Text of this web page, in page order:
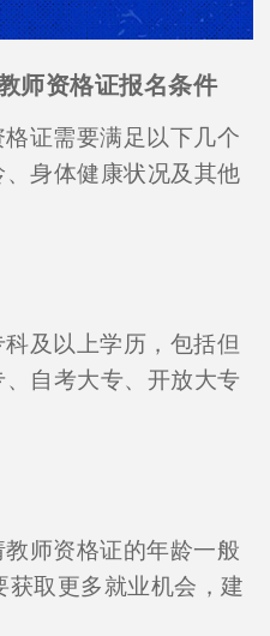
师资格证报名条件
证需要满足以下几个
身体健康状况及其他
及以上学历，包括但
自考大专、开放大专
师资格证的年龄一般
获取更多就业机会，建